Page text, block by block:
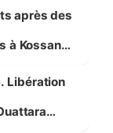
après des
à Kossandji
Libération